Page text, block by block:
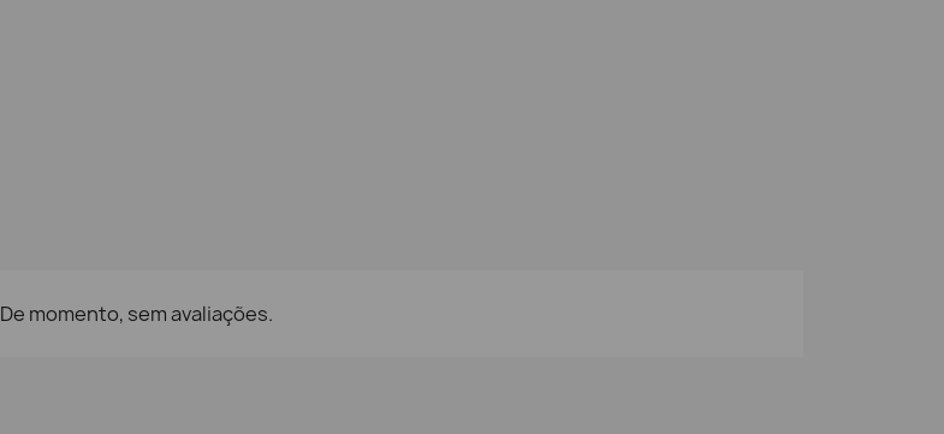
De momento, sem avaliações.